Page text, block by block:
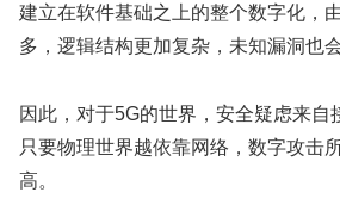
建立在软件基础之上的整个数字化，
多，逻辑结构更加复杂，未知漏洞也
因此，对于5G的世界，安全疑虑来自
只要物理世界越依靠网络，数字攻击
高。